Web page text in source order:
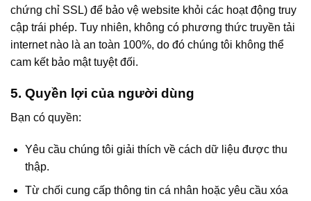
chứng chỉ SSL) để bảo vệ website khỏi các hoạt động truy
cập trái phép. Tuy nhiên, không có phương thức truyền tải
internet nào là an toàn 100%, do đó chúng tôi không thể
cam kết bảo mật tuyệt đối.
5. Quyền lợi của người dùng
Bạn có quyền:
Yêu cầu chúng tôi giải thích về cách dữ liệu được thu
thập.
Từ chối cung cấp thông tin cá nhân hoặc yêu cầu xóa